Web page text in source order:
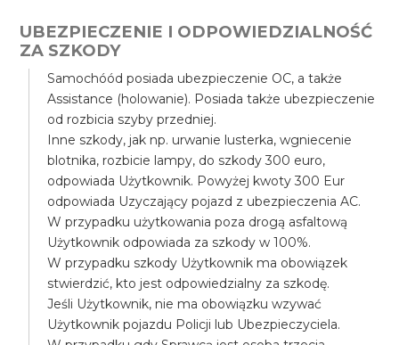
UBEZPIECZENIE I ODPOWIEDZIALNOŚĆ
ZA SZKODY
Samochóód posiada ubezpieczenie OC, a także
Assistance (holowanie). Posiada także ubezpieczenie
od rozbicia szyby przedniej.
Inne szkody, jak np. urwanie lusterka, wgniecenie
blotnika, rozbicie lampy, do szkody 300 euro,
odpowiada Użytkownik. Powyżej kwoty 300 Eur
odpowiada Uzyczający pojazd z ubezpieczenia AC.
W przypadku użytkowania poza drogą asfaltową
Użytkownik odpowiada za szkody w 100%.
W przypadku szkody Użytkownik ma obowiązek
stwierdzić, kto jest odpowiedzialny za szkodę.
Jeśli Użytkownik, nie ma obowiązku wzywać
Użytkownik pojazdu Policji lub Ubezpieczyciela.